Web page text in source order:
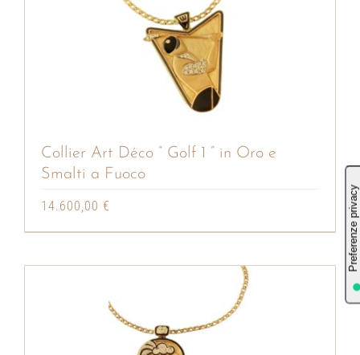
Collier Art Déco ” Golf 1 ” in Oro e
Smalti a Fuoco
14.600,00 €